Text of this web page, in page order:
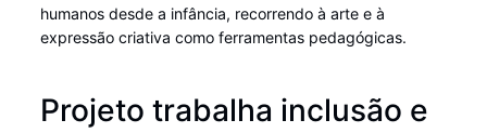
humanos desde a infância, recorrendo à arte e à
expressão criativa como ferramentas pedagógicas.
Projeto trabalha inclusão e